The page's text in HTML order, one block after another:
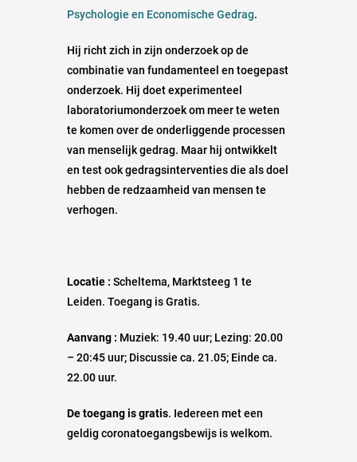
Psychologie en Economische Gedrag.
Hij richt zich in zijn onderzoek op de
combinatie van fundamenteel en toegepast
onderzoek. Hij doet experimenteel
laboratoriumonderzoek om meer te weten
te komen over de onderliggende processen
van menselijk gedrag. Maar hij ontwikkelt
en test ook gedragsinterventies die als doel
hebben de redzaamheid van mensen te
verhogen.
Locatie : Scheltema, Marktsteeg 1 te
Leiden. Toegang is Gratis.
Aanvang : Muziek: 19.40 uur; Lezing: 20.00
– 20:45 uur; Discussie ca. 21.05; Einde ca.
22.00 uur.
De toegang is gratis. Iedereen met een
geldig coronatoegangsbewijs is welkom.